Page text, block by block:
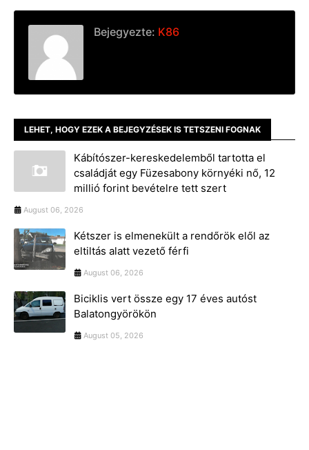
Bejegyezte: K86
LEHET, HOGY EZEK A BEJEGYZÉSEK IS TETSZENI FOGNAK
Kábítószer-kereskedelemből tartotta el
családját egy Füzesabony környéki nő, 12
millió forint bevételre tett szert
August 06, 2026
Kétszer is elmenekült a rendőrök elől az
eltiltás alatt vezető férfi
August 06, 2026
Biciklis vert össze egy 17 éves autóst
Balatongyörökön
August 05, 2026